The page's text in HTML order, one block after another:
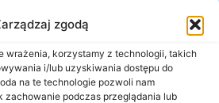
zgodą
wrażenia, korzystamy z technologii, takich
i/lub uzyskiwania dostępu do
na te technologie pozwoli nam
zachowanie podczas przeglądania lub